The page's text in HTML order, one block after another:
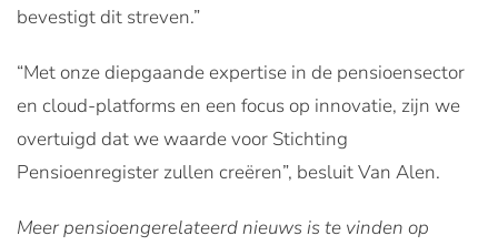
bevestigt dit streven.”
“Met onze diepgaande expertise in de pensioensector
en cloud-platforms en een focus op innovatie, zijn we
overtuigd dat we waarde voor Stichting
Pensioenregister zullen creëren”, besluit Van Alen.
Meer pensioengerelateerd nieuws is te vinden op